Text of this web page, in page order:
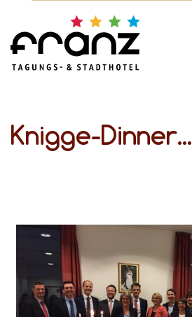
Knigge-Dinner...